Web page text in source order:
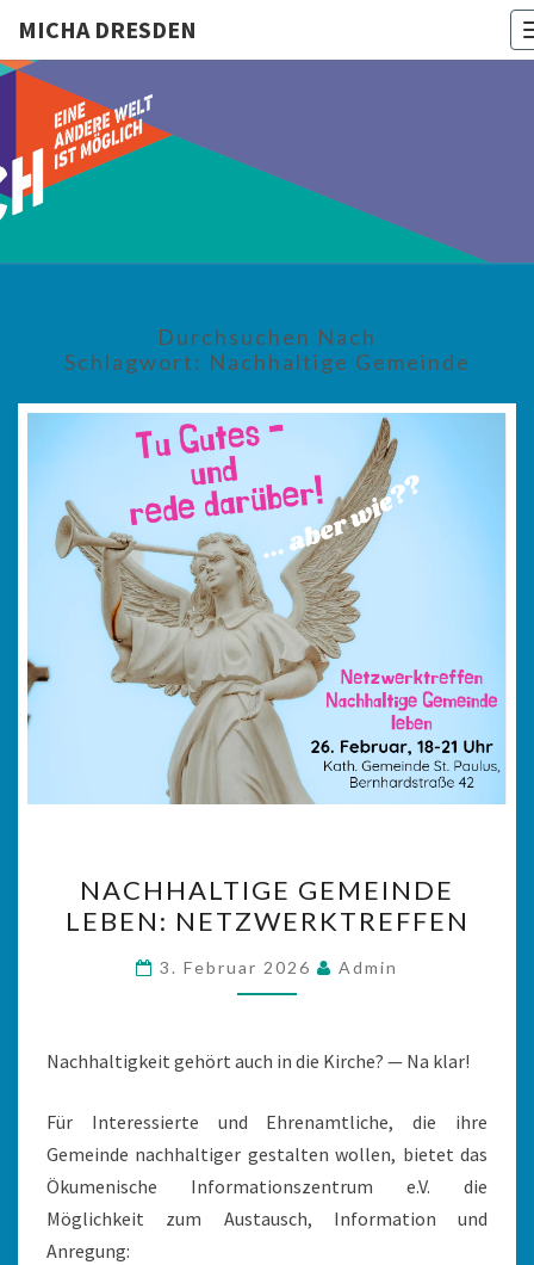
MICHA DRESDEN
MICHA
DRESDEN
Durchsuchen Nach
Schlagwort: Nachhaltige Gemeinde
GEMEINDE
LEBEN:
NETZWERKTREFFEN
NACHHALTIGE GEMEINDE
LEBEN: NETZWERKTREFFEN
3. Februar 2026 Admin
Nachhaltigkeit gehört auch in die Kirche? — Na klar!
Für Interessierte und Ehrenamtliche, die ihre
Gemeinde nachhaltiger gestalten wollen, bietet das
Ökumenische Informationszentrum e.V. die
Möglichkeit zum Austausch, Information und
Anregung: